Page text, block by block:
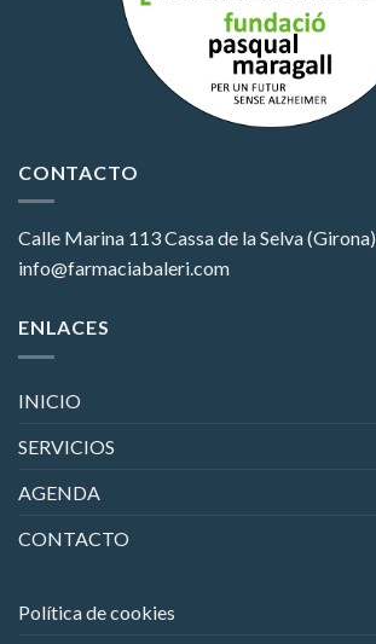
CONTACTO
Calle Marina 113Cassa de la Selva (Girona)
info@farmaciabaleri.com
ENLACES
INICIO
SERVICIOS
AGENDA
CONTACTO
Política de cookies